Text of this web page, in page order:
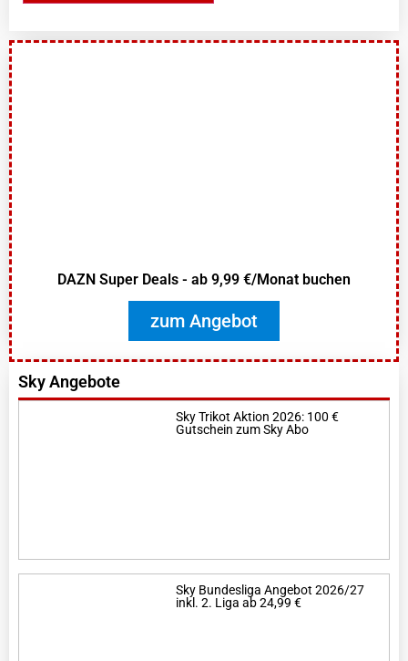
DAZN Super Deals - ab 9,99 €/Monat buchen
zum Angebot
Sky Angebote
Sky Trikot Aktion 2026: 100 €
Gutschein zum Sky Abo
Sky Bundesliga Angebot 2026/27
inkl. 2. Liga ab 24,99 €